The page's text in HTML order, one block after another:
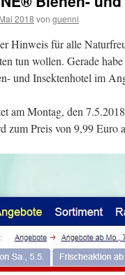
2018 von guenni
Hinweis für alle
tun wollen. Gerade
und Insektenhotel im
am Montag, den
zum Preis von 9,99 Euro